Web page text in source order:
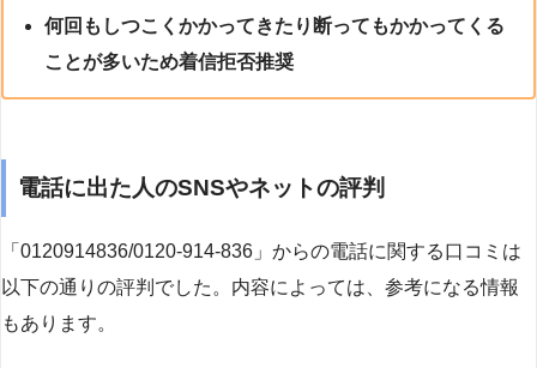
何回もしつこくかかってきたり断ってもかかってくる
ことが多いため着信拒否推奨
電話に出た人のSNSやネットの評判
「0120914836/0120-914-836」からの電話に関する口コミは
以下の通りの評判でした。内容によっては、参考になる情報
もあります。